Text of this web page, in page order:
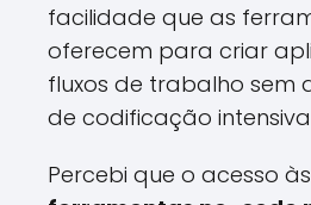
facilidade que as
oferecem para criar
fluxos de trabalho sem
de codificação
Percebi que o acesso às